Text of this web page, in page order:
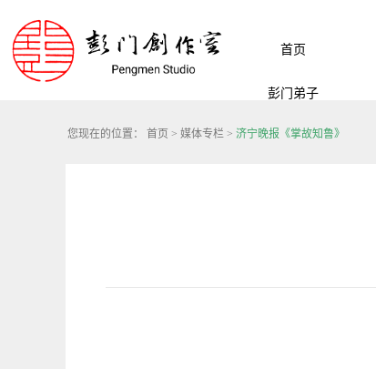
首页
彭门弟子
您现在的位置： 首页 > 媒体专栏 > 济宁晚报《掌故知鲁》